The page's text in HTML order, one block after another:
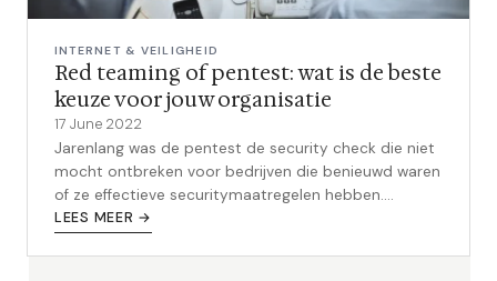
INTERNET & VEILIGHEID
Red teaming of pentest: wat is de beste
keuze voor jouw organisatie
17 June 2022
Jarenlang was de pentest de security check die niet
mocht ontbreken voor bedrijven die benieuwd waren
of ze effectieve securitymaatregelen hebben.
Tegenwoordig is read teaming echt...
LEES MEER →